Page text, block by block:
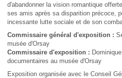
d'abandonner la vision romantique
ses amis après sa disparition précoce,
incessante lutte sociale et de son
Commissaire général d'exposition :
musée d'Orsay
Commissaire d'exposition :
documentaires au musée d'Orsay
Exposition organisée avec le Conseil